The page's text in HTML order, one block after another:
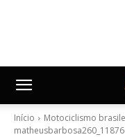
Início
Motociclismo